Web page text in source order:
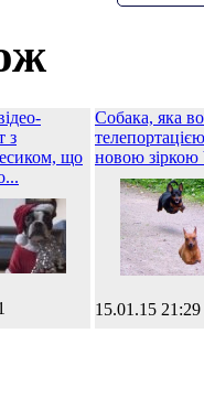
з
що
Собака, яка
новою зіркою
15.01.15 21:29